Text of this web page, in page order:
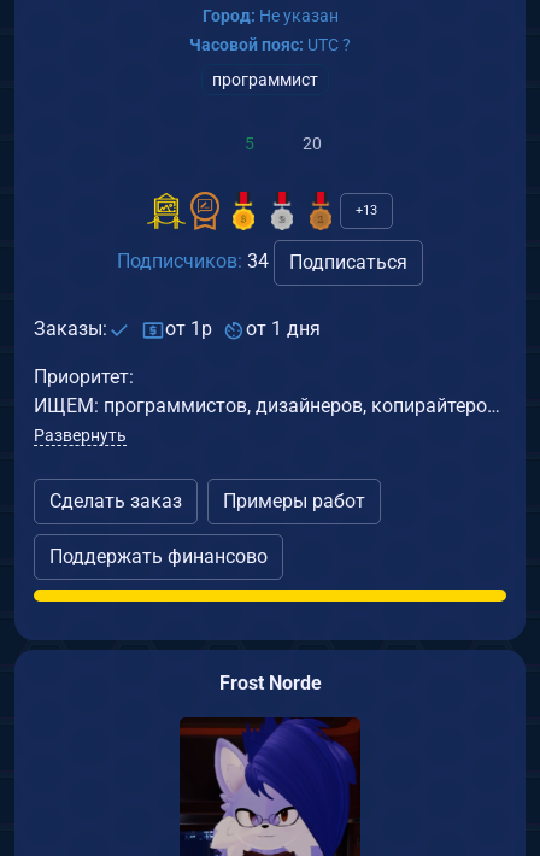
Город: Не указан
Часовой пояс: UTC ?
программист
5 20
+13
Подписчиков: 34 Подписаться
Заказы: от 1р от 1 дня
Приоритет:
ИЩЕМ: программистов, дизайнеров, копирайтеров, пишите
Развернуть
Сделать заказ Примеры работ
Поддержать финансово
Frost Norde